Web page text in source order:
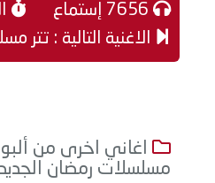
الاغنية التالية : تتر
اغاني اخرى من
مسلسلات رمضان